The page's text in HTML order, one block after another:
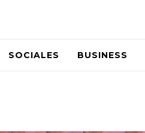
SOCIALES BUSINESS